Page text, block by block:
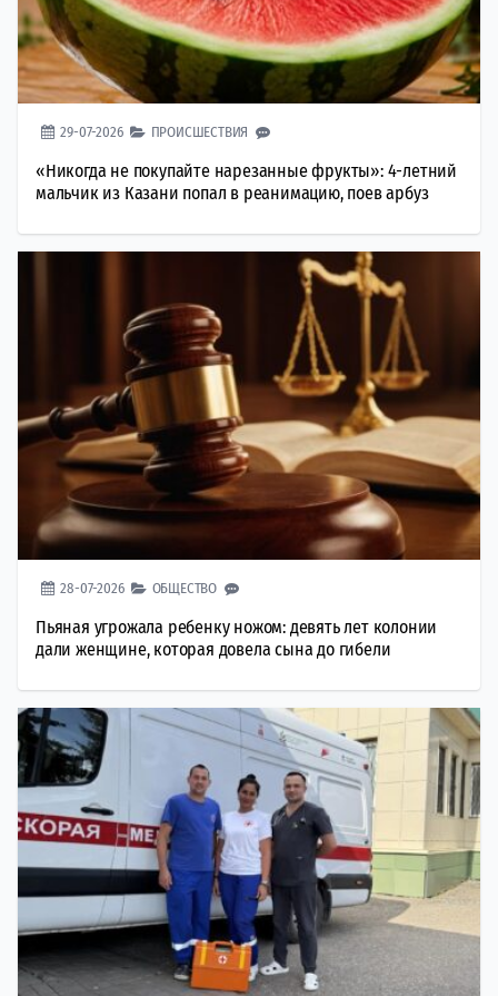
29-07-2026 ПРОИСШЕСТВИЯ
«Никогда не покупайте нарезанные фрукты»: 4-летний
мальчик из Казани попал в реанимацию, поев арбуз
28-07-2026 ОБЩЕСТВО
Пьяная угрожала ребенку ножом: девять лет колонии
дали женщине, которая довела сына до гибели